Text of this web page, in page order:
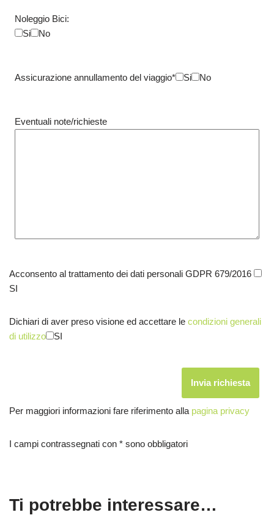
Noleggio Bici:
Si
No
Assicurazione annullamento del viaggio* Si No
Eventuali note/richieste
Acconsento al trattamento dei dati personali GDPR 679/2016
SI
Dichiari di aver preso visione ed accettare le condizioni generali
di utilizzo
SI
Per maggiori informazioni fare riferimento alla pagina privacy
I campi contrassegnati con * sono obbligatori
Ti potrebbe interessare…